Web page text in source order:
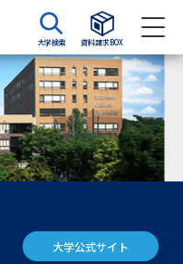
大学検索 資料請求BOX
資料検索
大学入学共通テスト利用選抜の
大学公式サイト